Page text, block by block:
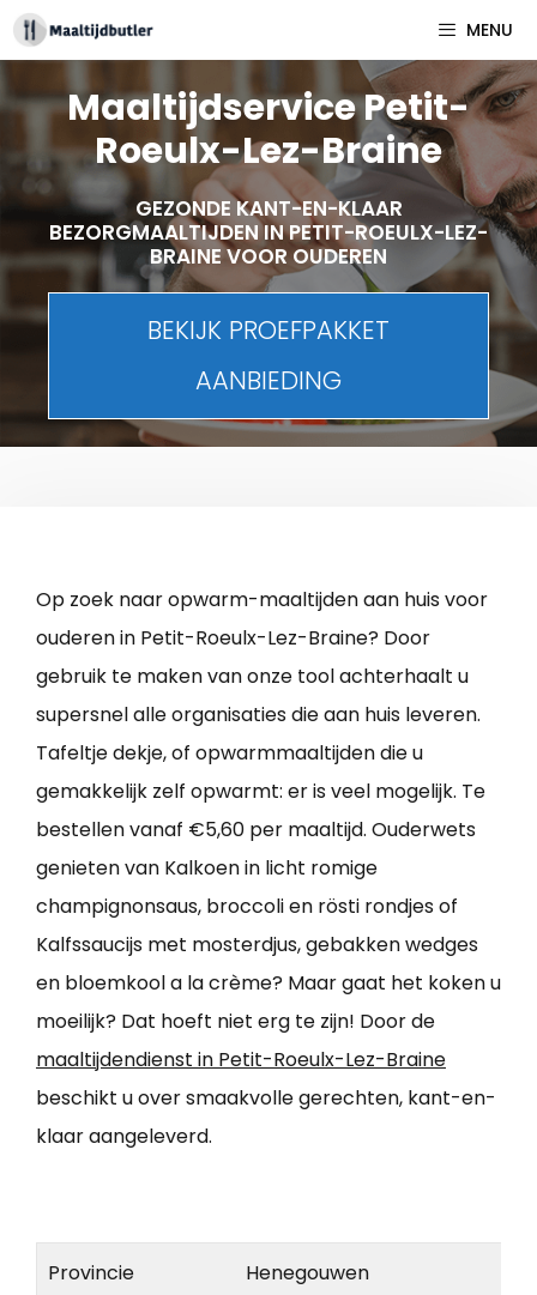
Spring
naar
inhoud
MENU
Maaltijdservice Petit-
Roeulx-Lez-Braine
GEZONDE KANT-EN-KLAAR
BEZORGMAALTIJDEN IN PETIT-ROEULX-LEZ-
BRAINE VOOR OUDEREN
BEKIJK PROEFPAKKET
AANBIEDING
Op zoek naar opwarm-maaltijden aan huis voor
ouderen in Petit-Roeulx-Lez-Braine? Door
gebruik te maken van onze tool achterhaalt u
supersnel alle organisaties die aan huis leveren.
Tafeltje dekje, of opwarmmaaltijden die u
gemakkelijk zelf opwarmt: er is veel mogelijk. Te
bestellen vanaf €5,60 per maaltijd. Ouderwets
genieten van Kalkoen in licht romige
champignonsaus, broccoli en rösti rondjes of
Kalfssaucijs met mosterdjus, gebakken wedges
en bloemkool a la crème? Maar gaat het koken u
moeilijk? Dat hoeft niet erg te zijn! Door de
maaltijdendienst in Petit-Roeulx-Lez-Braine
beschikt u over smaakvolle gerechten, kant-en-
klaar aangeleverd.
Provincie Henegouwen